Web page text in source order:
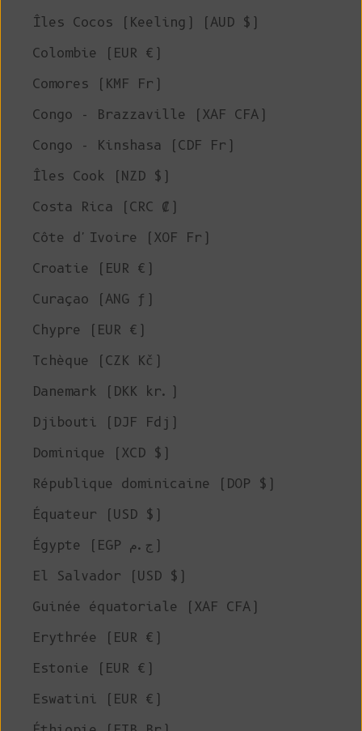
Îles Cocos (Keeling) (AUD $)
Colombie (EUR €)
Comores (KMF Fr)
Congo - Brazzaville (XAF CFA)
Congo - Kinshasa (CDF Fr)
Îles Cook (NZD $)
Costa Rica (CRC ₡)
Côte d'Ivoire (XOF Fr)
Croatie (EUR €)
Curaçao (ANG ƒ)
Chypre (EUR €)
Tchèque (CZK Kč)
Danemark (DKK kr.)
Djibouti (DJF Fdj)
Dominique (XCD $)
République dominicaine (DOP $)
Équateur (USD $)
Égypte (EGP ج.م)
El Salvador (USD $)
Guinée équatoriale (XAF CFA)
Erythrée (EUR €)
Estonie (EUR €)
Eswatini (EUR €)